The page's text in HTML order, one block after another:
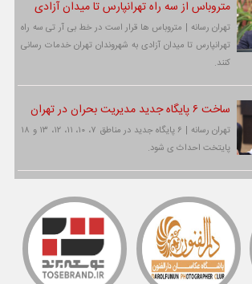
متروباس از سه راه تهرانپارس تا میدان آزادی
تهران رسانه | متروباس ها قرار است در خط بی آر تی سه راه
تهرانپارس تا میدان آزادی به شهروندان تهران خدمات رسانی
کنند.
ساخت ۶ پایگاه جدید مدیریت بحران در تهران
تهران رسانه | ۶ پایگاه جدید در مناطق ۷، ۱۰، ۱۱، ۱۲، ۱۳ و ۱۸
پایتخت احداث ی شود.